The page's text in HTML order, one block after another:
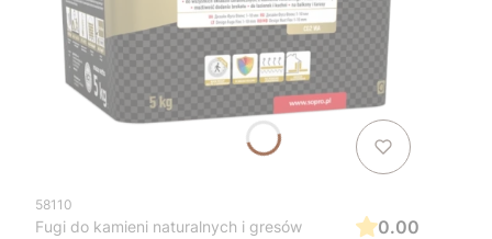
58110
Fugi do kamieni naturalnych i gresów
0.00